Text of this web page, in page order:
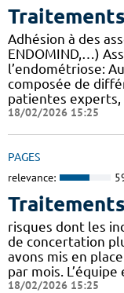
Adhésion à des
ENDOMIND,…)
l’endométriose: Au
composée de
patientes experts,
18/02/2026 15:25
PAGES
relevance:
risques dont les
de concertation
avons mis en
par mois.
18/02/2026 15:25